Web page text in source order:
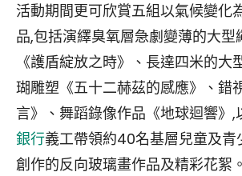
活動期間更可欣賞五組以氣候變化
品,包括演繹臭氧層急劇變薄的大型
《護盾綻放之時》、長達四米的大
瑚雕塑《五十二赫茲的感應》、錯
言》、舞蹈錄像作品《地球迴響》,
銀行義工帶領約40名基層兒童及青
創作的反向玻璃畫作品及精彩花絮